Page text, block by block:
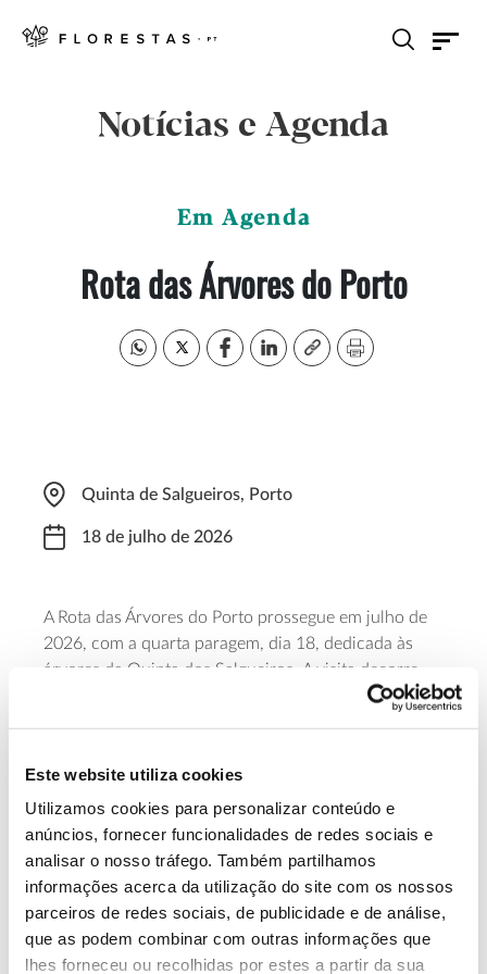
Este website utiliza cookies
Utilizamos cookies para personalizar conteúdo e
anúncios, fornecer funcionalidades de redes sociais e
analisar o nosso tráfego. Também partilhamos
informações acerca da utilização do site com os nossos
parceiros de redes sociais, de publicidade e de análise,
que as podem combinar com outras informações que
lhes forneceu ou recolhidas por estes a partir da sua
Notícias e Agenda
Em Agenda
Rota das Árvores do Porto
Quinta de Salgueiros, Porto
18 de julho de 2026
A Rota das Árvores do Porto prossegue em julho de
2026, com a quarta paragem, dia 18, dedicada às
árvores da Quinta dos Salgueiros.
A visita decorre
. Para participar é necessária
Saiba mais
13.07.2026
Genoma do priolo e de outras espécies em risco:
conhecer para conservar